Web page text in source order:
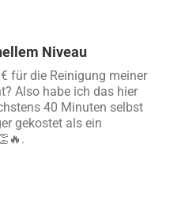
Niveau
für die Reinigung meiner
Also habe ich das hier
40 Minuten selbst
gekostet als ein